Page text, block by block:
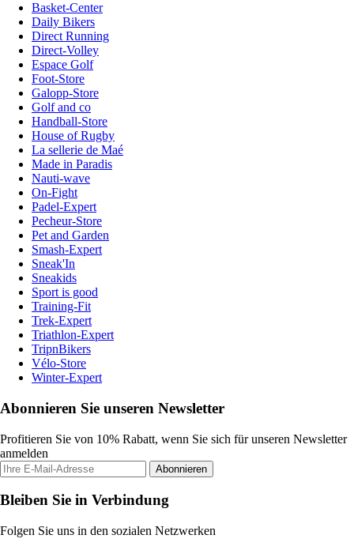
Basket-Center
Daily Bikers
Direct Running
Direct-Volley
Espace Golf
Foot-Store
Galopp-Store
Golf and co
Handball-Store
House of Rugby
La sellerie de Maé
Made in Paradis
Nauti-wave
On-Fight
Padel-Expert
Pecheur-Store
Pet and Garden
Smash-Expert
Sneak'In
Sneakids
Sport is good
Training-Fit
Trek-Expert
Triathlon-Expert
TripnBikers
Vélo-Store
Winter-Expert
Abonnieren Sie unseren Newsletter
Profitieren Sie von 10% Rabatt, wenn Sie sich für unseren Newsletter
anmelden
Abonnieren
Bleiben Sie in Verbindung
Folgen Sie uns in den sozialen Netzwerken